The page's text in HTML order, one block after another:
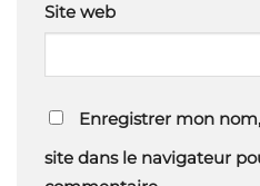
Site web
Enregistrer mon
site dans le navigateur